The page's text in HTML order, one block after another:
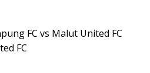
FC vs Malut United FC
FC